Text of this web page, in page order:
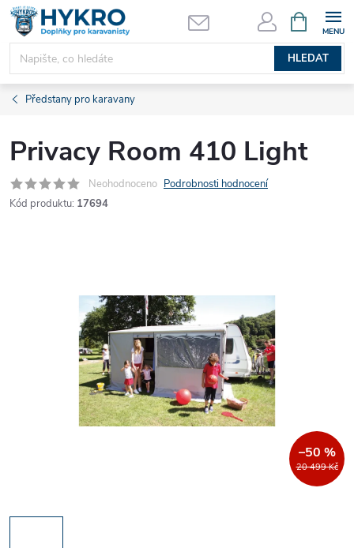
Přejít
obsah
HLEDAT
NÁKUPNÍ
KOŠÍK
Předstany pro karavany
Privacy Room 410 Light
Neohodnoceno Podrobnosti hodnocení
Kód produktu: 17694
20 499 Kč
–50 %